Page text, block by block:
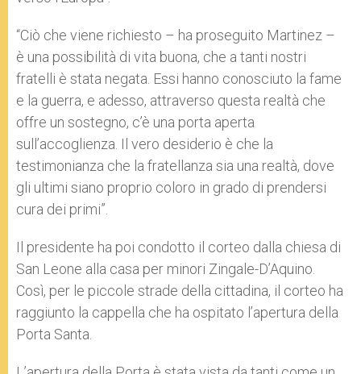
“Ciò che viene richiesto – ha proseguito Martinez –
è una possibilità di vita buona, che a tanti nostri
fratelli è stata negata. Essi hanno conosciuto la fame
e la guerra, e adesso, attraverso questa realtà che
offre un sostegno, c’è una porta aperta
sull’accoglienza. Il vero desiderio è che la
testimonianza che la fratellanza sia una realtà, dove
gli ultimi siano proprio coloro in grado di prendersi
cura dei primi”.
Il presidente ha poi condotto il corteo dalla chiesa di
San Leone alla casa per minori Zingale-D’Aquino.
Così, per le piccole strade della cittadina, il corteo ha
raggiunto la cappella che ha ospitato l’apertura della
Porta Santa.